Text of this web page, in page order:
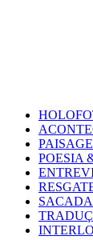
Primary
Menu
POESIA